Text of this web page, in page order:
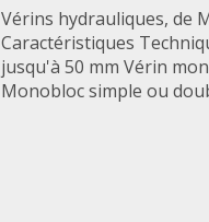
Vérins hydrauliques, de
Caractéristiques
jusqu'à 50 mm Vérin
Monobloc simple ou